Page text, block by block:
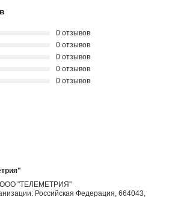
0 отзывов
0 отзывов
0 отзывов
0 отзывов
0 отзывов
ООО "ТЕЛЕМЕТРИЯ"
Российская Федерация, 664043,